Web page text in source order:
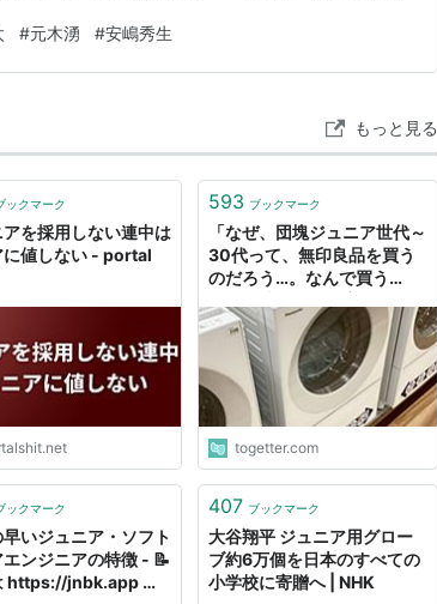
#元木湧 #安嶋秀生
もっと見る
ックマーク
アを採用しない連中は
に値しない - portal
593 ブックマーク
「なぜ、団塊ジュニア世代～
30代って、無印良品を買う
のだろう…。なんで買う
みるシンプルなデザインが好
まれる理由
togetter.com
ックマーク
いジュニア・ソフト
エンジニアの特徴 - 📝
https://jnbk.app で
407 ブックマーク
大谷翔平 ジュニア用グロー
ブ約6万個を日本のすべての
小学校に寄贈へ | NHK